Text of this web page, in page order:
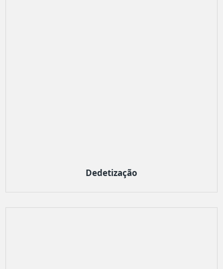
Dedetização